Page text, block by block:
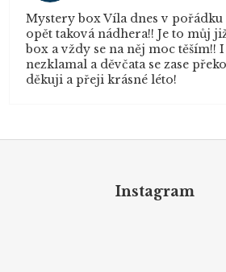
Mystery box Víla dnes v
opět taková nádhera!! Je to můj
box a vždy se na něj moc těším!!
nezklamal a děvčata se zase
děkuji a přeji krásné léto!
Instagram